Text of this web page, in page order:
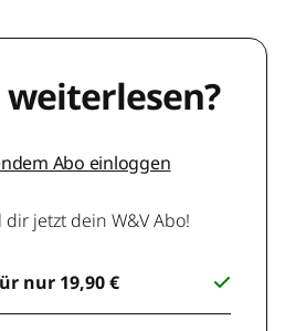
Abo einloggen
jetzt dein W&V Abo!
nur 19,90 €